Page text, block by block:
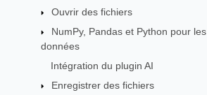
Ouvrir des fichiers
NumPy, Pandas et Python pour les
données
Intégration du plugin AI
Enregistrer des fichiers